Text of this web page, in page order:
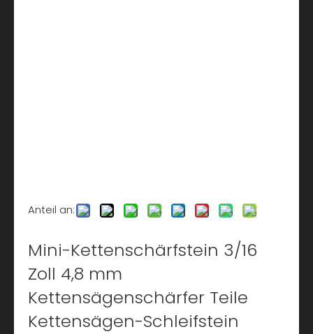
Anteil an:
Mini-Kettenschärfstein 3/16
Zoll 4,8 mm
Kettensägenschärfer Teile
Kettensägen-Schleifstein